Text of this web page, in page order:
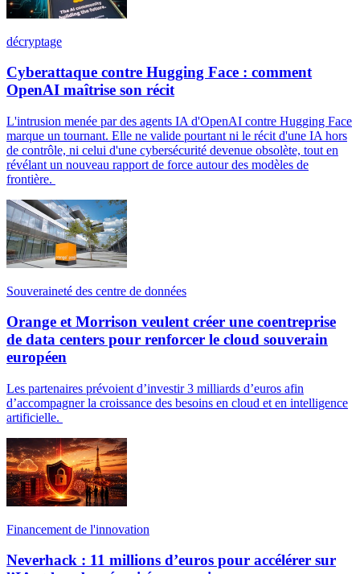
décryptage
Cyberattaque contre Hugging Face : comment
OpenAI maîtrise son récit
L'intrusion menée par des agents IA d'OpenAI contre Hugging Face
marque un tournant. Elle ne valide pourtant ni le récit d'une IA hors
de contrôle, ni celui d'une cybersécurité devenue obsolète, tout en
révélant un nouveau rapport de force autour des modèles de
frontière.
Souveraineté des centre de données
Orange et Morrison veulent créer une coentreprise
de data centers pour renforcer le cloud souverain
européen
Les partenaires prévoient d’investir 3 milliards d’euros afin
d’accompagner la croissance des besoins en cloud et en intelligence
artificielle.
Financement de l'innovation
Neverhack : 11 millions d’euros pour accélérer sur